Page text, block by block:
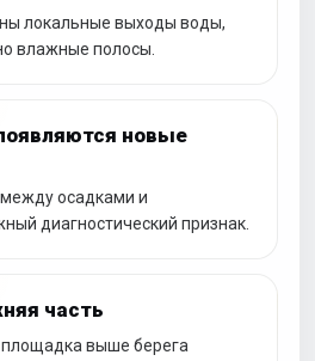
локальные выходы воды,
влажные полосы.
новые
осадками и
диагностический признак.
часть
выше берега